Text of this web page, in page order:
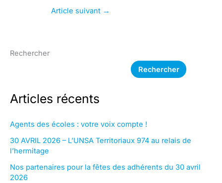
Article suivant →
Rechercher
Rechercher
Articles récents
Agents des écoles : votre voix compte !
30 AVRIL 2026 – L’UNSA Territoriaux 974 au relais de
l’hermitage
Nos partenaires pour la fêtes des adhérents du 30 avril
2026